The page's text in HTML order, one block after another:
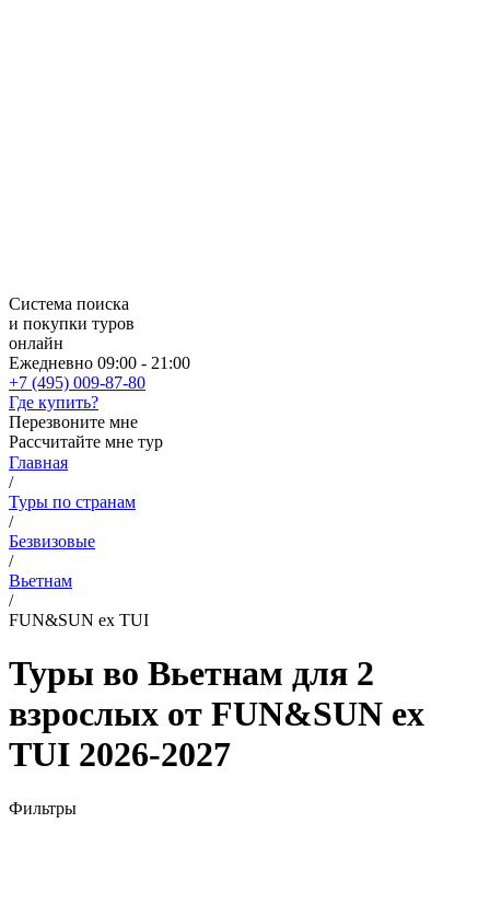
Система поиска
и покупки туров
онлайн
Ежедневно 09:00 - 21:00
+7 (495) 009-87-80
Где купить?
Перезвоните мне
Рассчитайте мне тур
Главная
/
Туры по странам
/
Безвизовые
/
Вьетнам
/
FUN&SUN ex TUI
Туры во Вьетнам для 2
взрослых от FUN&SUN ex
TUI 2026-2027
Фильтры